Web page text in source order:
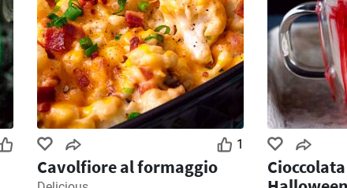
1
Cavolfiore al formaggio